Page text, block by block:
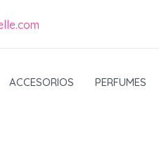
ACCESORIOS PERFUMES